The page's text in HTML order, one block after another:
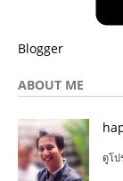
Blogger
ABOUT ME
ดูโป